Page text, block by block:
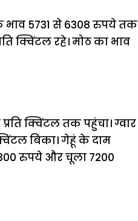
भाव 5731 से 6308 रुपये तक
क्विंटल रहे। मोठ का भाव
क्विंटल तक पहुंचा। ग्वार
बिका। गेहूं के दाम
रुपये और चूला 7200